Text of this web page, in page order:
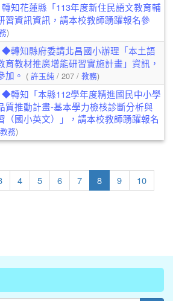
轉知花蓮縣「113年度新住民語文教育輔
習資訊資訊，請本校教師踴躍報名參
)
◆轉知縣府委請北昌國小辦理「本土語
教材推廣增能研習實施計畫」資訊，
加。 ( 許玉純 / 207 / 教務)
◆轉知「本縣112學年度精進國民中小學
質推動計畫-基本學力檢核診斷分析與
（國小英文）」，請本校教師踴躍報名
教務)
4 5 6 7 8(目前頁次)
9
10